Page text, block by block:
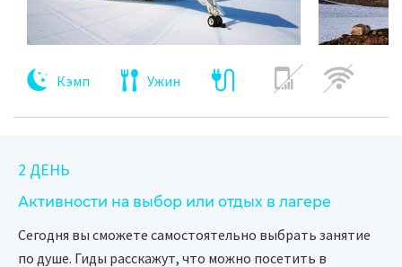
Кэмп Ужин
2 ДЕНЬ
Активности на выбор или отдых в лагере
Сегодня вы сможете самостоятельно выбрать занятие
по душе. Гиды расскажут, что можно посетить в